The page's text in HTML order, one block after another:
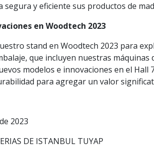
segura y eficiente sus productos de
en Woodtech 2023
stand en Woodtech 2023 para
que incluyen nuestras
modelos e innovaciones en el
para agregar un valor
2023
DE ISTANBUL TUYAP